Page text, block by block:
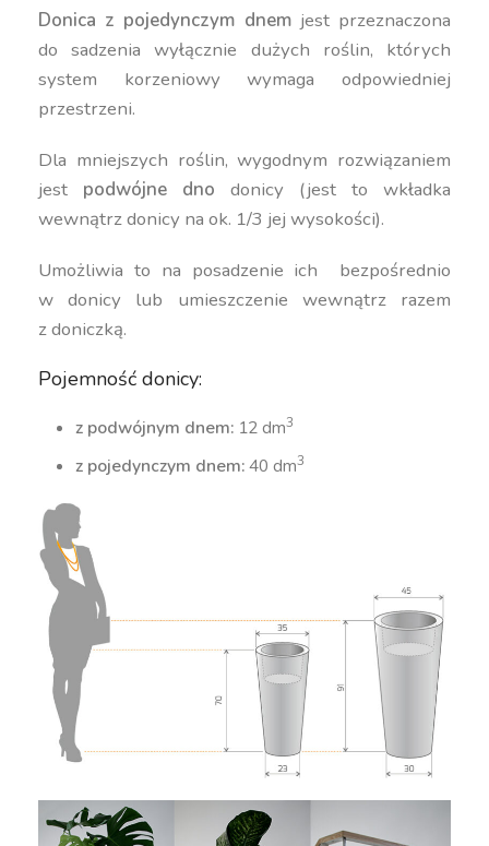
Donica z pojedynczym dnemjest przeznaczona
do sadzenia wyłącznie dużych roślin, których
system korzeniowy wymaga odpowiedniej
przestrzeni.
Dla mniejszych roślin, wygodnym rozwiązaniem
jest podwójne dno donicy (jest to wkładka
wewnątrz donicy na ok. 1/3 jej wysokości).
Umożliwia to na posadzenie ich bezpośrednio
w donicy lub umieszczenie wewnątrz razem
z doniczką.
Pojemność donicy:
z podwójnym dnem: 12 dm3
z pojedynczym dnem:40 dm3